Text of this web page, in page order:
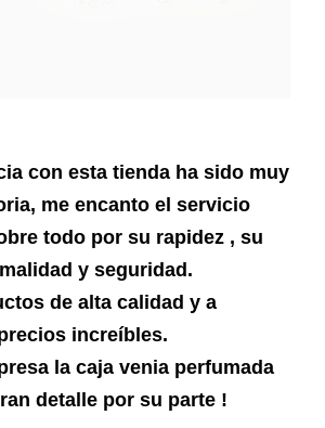
con esta tienda ha sido muy
me encanto el servicio
todo por su rapidez , su
y seguridad.
de alta calidad y a
increíbles.
la caja venia perfumada
detalle por su parte !